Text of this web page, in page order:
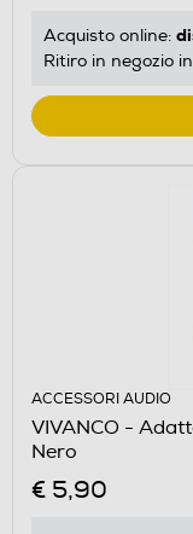
Acquisto online:
Ritiro in negozio
ACCESSORI AUDIO
VIVANCO -
Nero
€ 5,90